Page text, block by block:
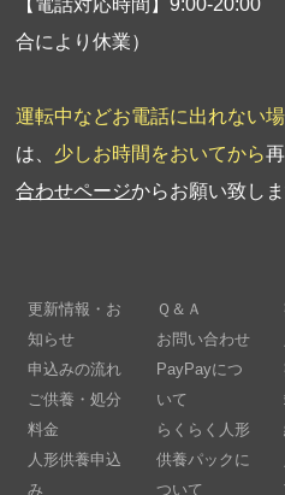
【電話対応時間】9:00-
合により休業）
運転中などお電話に出れない
は、 少しお時間をおいてから
合わせページからお願い致しま
更新情報・お
知らせ
申込みの流れ
ご供養・処分
料金
人形供養申込
み
Ｑ＆Ａ
お問い合わせ
PayPayにつ
いて
らくらく人形
供養パックに
ついて